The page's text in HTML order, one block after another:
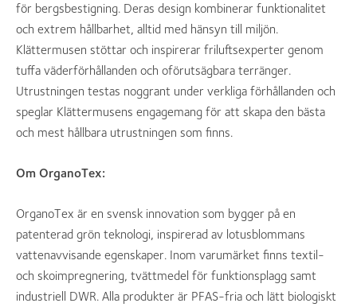
för bergsbestigning. Deras design kombinerar funktionalitet
och extrem hållbarhet, alltid med hänsyn till miljön.
Klättermusen stöttar och inspirerar friluftsexperter genom
tuffa väderförhållanden och oförutsägbara terränger.
Utrustningen testas noggrant under verkliga förhållanden och
speglar Klättermusens engagemang för att skapa den bästa
och mest hållbara utrustningen som finns.
Om OrganoTex:
OrganoTex är en svensk innovation som bygger på en
patenterad grön teknologi, inspirerad av lotusblommans
vattenavvisande egenskaper. Inom varumärket finns textil-
och skoimpregnering, tvättmedel för funktionsplagg samt
industriell DWR. Alla produkter är PFAS-fria och lätt biologiskt